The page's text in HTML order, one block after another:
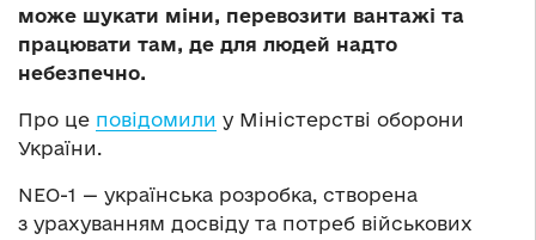
може шукати міни, перевозити вантажі та
працювати там, де для людей надто
небезпечно.
Про це повідомили у Міністерстві оборони
України.
NEO-1 — українська розробка, створена
з урахуванням досвіду та потреб військових